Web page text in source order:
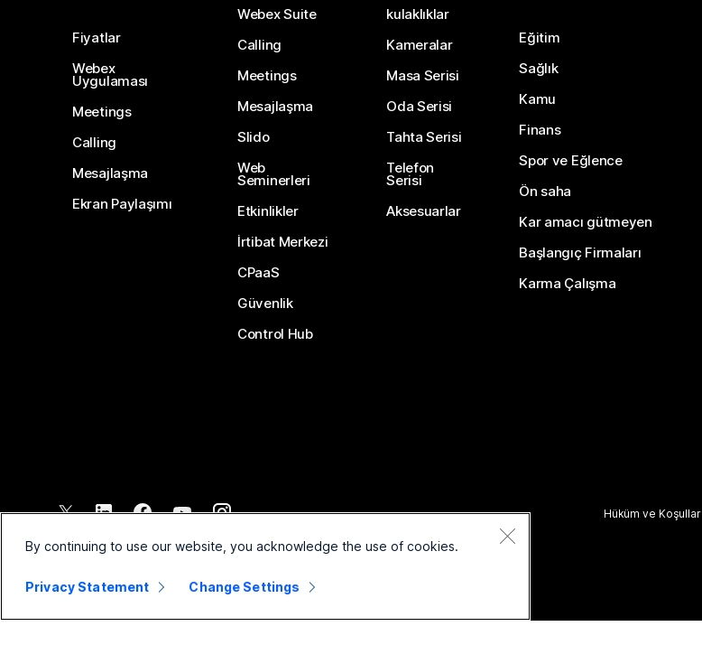
Fiyatlar
Webex
Uygulaması
Meetings
Calling
Mesajlaşma
Ekran Paylaşımı
Webex Suite
Calling
Meetings
Mesajlaşma
Slido
Web
Seminerleri
Etkinlikler
İrtibat Merkezi
CPaaS
Güvenlik
Control Hub
kulaklıklar
Kameralar
Masa Serisi
Oda Serisi
Tahta Serisi
Telefon
Serisi
Aksesuarlar
Eğitim
Sağlık
Kamu
Finans
Spor ve Eğlence
Ön saha
Kar amacı gütmeyen
Başlangıç Firmaları
Karma Çalışma
2026 Cisco ve/veya bağlı kuruluşları. Tüm hakları saklıdır.
Hüküm ve Koşullar
By continuing to use our website, you acknowledge the use of cookies.
Privacy Statement Change Settings